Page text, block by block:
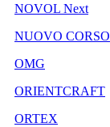
NOVOL Next
NUOVO CORSO
OMG
ORIENTCRAFT
ORTEX